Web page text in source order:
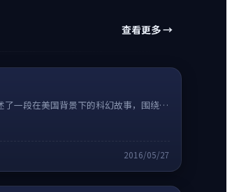
查看更多 →
了一段在美国背景下的科幻故事，围绕斯
克制。
2016/05/27
0:55